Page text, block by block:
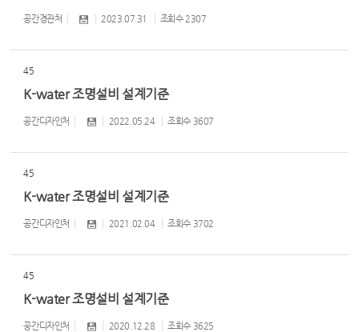
공간경관처 2023.07.31 조회수 2307
45
K-water 조명설비 설계기준
공간디자인처 2022.05.24 조회수 3607
45
K-water 조명설비 설계기준
공간디자인처 2021.02.04 조회수 3702
45
K-water 조명설비 설계기준
공간디자인처 2020.12.28 조회수 3625